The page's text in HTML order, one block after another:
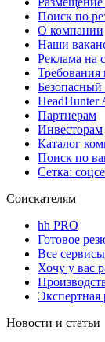
Поиск по
О компании
Наши
Реклама на
Безопасный
HeadHunter
Партнерам
Инвесторам
Каталог
Поиск по
Сетка:
Соискателям
hh PRO
Готовое
Все сервисы
Хочу у вас
Экспертная
Новости и статьи